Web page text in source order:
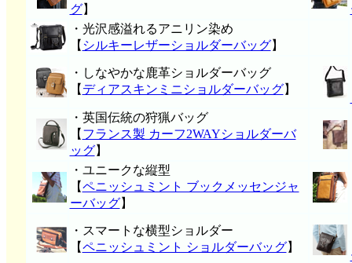
グ】
・光沢感溢れるアニリン染め
【 シルキーレザーショルダーバッグ】
・しなやかな鹿革ショルダーバッグ
【 ディアスキンミニショルダーバッグ】
・英国伝統の狩猟バッグ
【 フランス製 カーフ2WAYショルダーバ
ッグ】
・ユニークな縦型
【ペニッシュミント ブックメッセンジャ
ーバッグ】
・スマートな横型ショルダー
【ペニッシュミント ショルダーバッグ】